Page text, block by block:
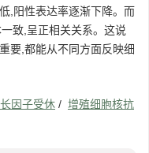
,阳性表达率逐渐下降。而
致,呈正相关关系。这说
要,都能从不同方面反映细
因子受休 / 增殖细胞核抗